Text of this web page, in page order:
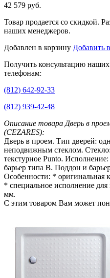
42 579 руб.
Товар продается со скидкой.
наших менеджеров.
Добавлен в корзину Добавить
Получить консультацию
телефонам:
(812) 642-92-33
(812) 939-42-48
Описание товара Дверь в
(CEZARES):
Дверь в проем. Тип дверей:
неподвижным стеклом.
текстурное Punto.
барьер типа В. Поддон и
Особенности: * оригинальная
* специальное исполнение
мм.
С этим товаром Вам может